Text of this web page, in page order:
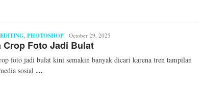
EDITING, PHOTOSHOP Mita
Mellinda
October 29, 2025
Crop Foto Jadi Bulat
foto jadi bulat kini semakin banyak dicari karena tren tampilan
sosial …